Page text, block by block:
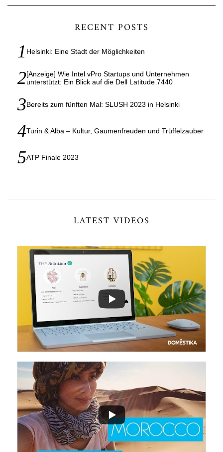
RECENT POSTS
Helsinki: Eine Stadt der Möglichkeiten
[Anzeige] Wie Intel vPro Startups und Unternehmen
unterstützt: Ein Blick auf die Dell Latitude 7440
Bereits zum fünften Mal: SLUSH 2023 in Helsinki
Turin & Alba – Kultur, Gaumenfreuden und Trüffelzauber
ATP Finale 2023
LATEST VIDEOS